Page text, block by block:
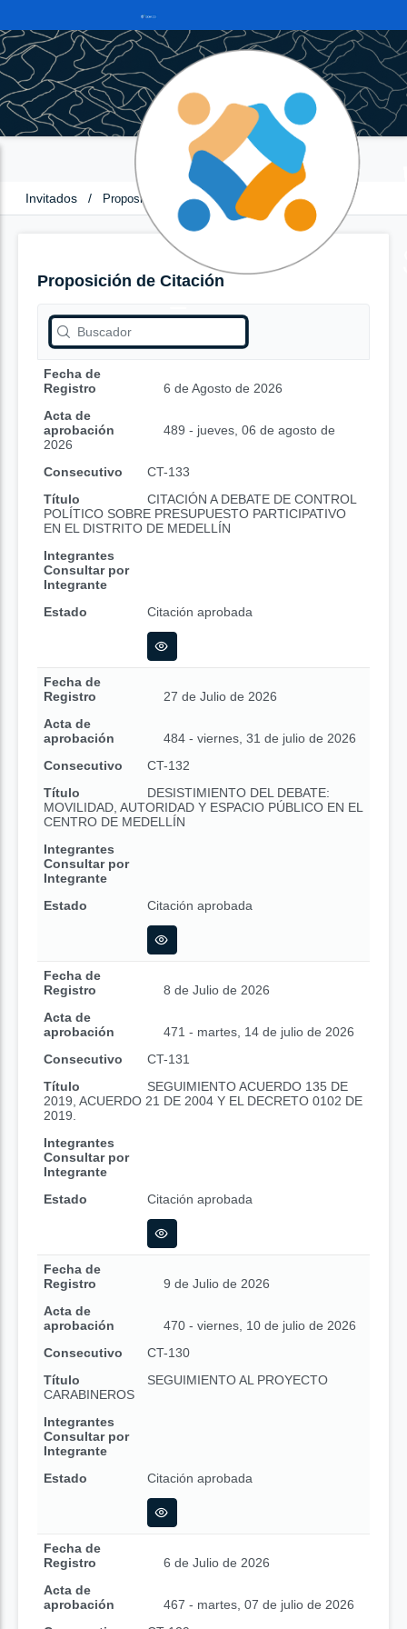
Invitados / Proposición de Citación
Proposición de Citación
Fecha de
Registro
6 de Agosto de 2026
Acta de
aprobación
489 - jueves, 06 de agosto de
2026
Consecutivo
CT-133
Título
CITACIÓN A DEBATE DE CONTROL
POLÍTICO SOBRE PRESUPUESTO PARTICIPATIVO
EN EL DISTRITO DE MEDELLÍN
Integrantes
Consultar por
Integrante
Estado
Citación aprobada
Fecha de
Registro
27 de Julio de 2026
Acta de
aprobación
484 - viernes, 31 de julio de 2026
Consecutivo
CT-132
Título
DESISTIMIENTO DEL DEBATE:
MOVILIDAD, AUTORIDAD Y ESPACIO PÚBLICO EN EL
CENTRO DE MEDELLÍN
Integrantes
Consultar por
Integrante
Estado
Citación aprobada
Fecha de
Registro
8 de Julio de 2026
Acta de
aprobación
471 - martes, 14 de julio de 2026
Consecutivo
CT-131
Título
SEGUIMIENTO ACUERDO 135 DE
2019, ACUERDO 21 DE 2004 Y EL DECRETO 0102 DE
2019.
Integrantes
Consultar por
Integrante
Estado
Citación aprobada
Fecha de
Registro
9 de Julio de 2026
Acta de
aprobación
470 - viernes, 10 de julio de 2026
Consecutivo
CT-130
Título
SEGUIMIENTO AL PROYECTO
CARABINEROS
Integrantes
Consultar por
Integrante
Estado
Citación aprobada
Fecha de
Registro
6 de Julio de 2026
Acta de
aprobación
467 - martes, 07 de julio de 2026